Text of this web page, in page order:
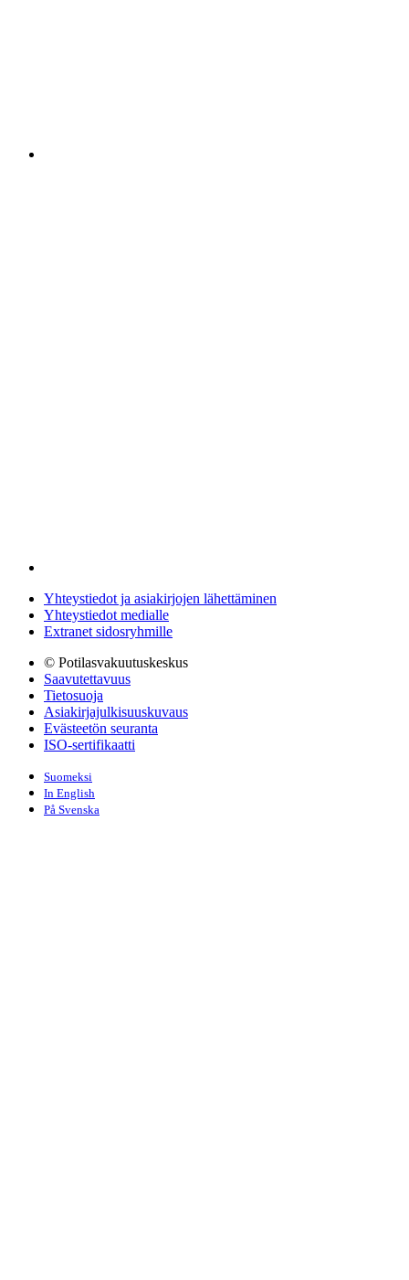
Yhteystiedot ja asiakirjojen lähettäminen
Yhteystiedot medialle
Extranet sidosryhmille
© Potilasvakuutuskeskus
Saavutettavuus
Tietosuoja
Asiakirjajulkisuuskuvaus
Evästeetön seuranta
ISO-sertifikaatti
Suomeksi
In English
På Svenska